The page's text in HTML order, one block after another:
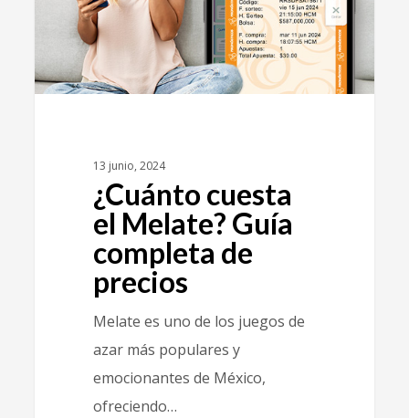
13 junio, 2024
¿Cuánto cuesta
el Melate? Guía
completa de
precios
Melate es uno de los juegos de
azar más populares y
emocionantes de México,
ofreciendo…